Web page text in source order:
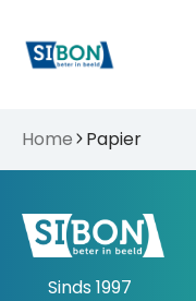
Home Papier
Sinds 1997